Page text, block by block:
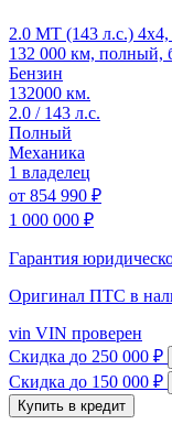
2.0 MT (143 л.с.)
132 000 км, полный,
Бензин
132000 км.
2.0 / 143 л.с.
Полный
Механика
1 владелец
от 854 990 ₽
1 000 000 ₽
Гарантия
Оригинал ПТС в
vin VIN проверен
Скидка до 250 000 ₽
Скидка до 150 000 ₽
Купить в кредит